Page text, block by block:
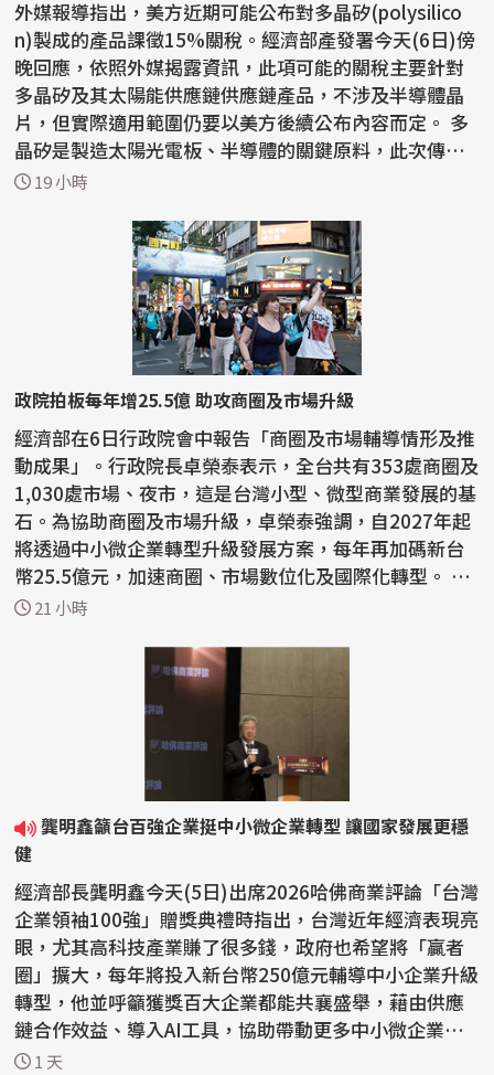
外媒報導指出，美方近期可能公布對多晶矽(polysilico
n)製成的產品課徵15%關稅。經濟部產發署今天(6日)傍
晚回應，依照外媒揭露資訊，此項可能的關稅主要針對
多晶矽及其太陽能供應鏈供應鏈產品，不涉及半導體晶
片，但實際適用範圍仍要以美方後續公布內容而定。 多
晶矽是製造太陽光電板、半導體的關鍵原料，此次傳出
美方...
19 小時
政院拍板每年增25.5億 助攻商圈及市場升級
經濟部在6日行政院會中報告「商圈及市場輔導情形及推
動成果」。行政院長卓榮泰表示，全台共有353處商圈及
1,030處市場、夜市，這是台灣小型、微型商業發展的基
石。為協助商圈及市場升級，卓榮泰強調，自2027年起
將透過中小微企業轉型升級發展方案，每年再加碼新台
幣25.5億元，加速商圈、市場數位化及國際化轉型。 經
濟...21 小時
龔明鑫籲台百強企業挺中小微企業轉型 讓國家發展更穩
健
經濟部長龔明鑫今天(5日)出席2026哈佛商業評論「台灣
企業領袖100強」贈獎典禮時指出，台灣近年經濟表現亮
眼，尤其高科技產業賺了很多錢，政府也希望將「贏者
圈」擴大，每年將投入新台幣250億元輔導中小企業升級
轉型，他並呼籲獲獎百大企業都能共襄盛舉，藉由供應
鏈合作效益、導入AI工具，協助帶動更多中小微企業轉
骨...1 天